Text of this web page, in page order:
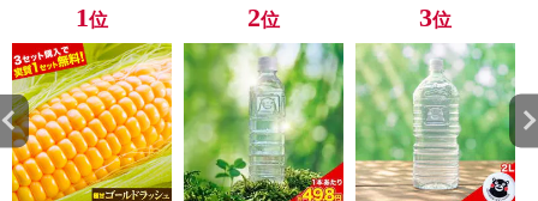
1位 2位 3位